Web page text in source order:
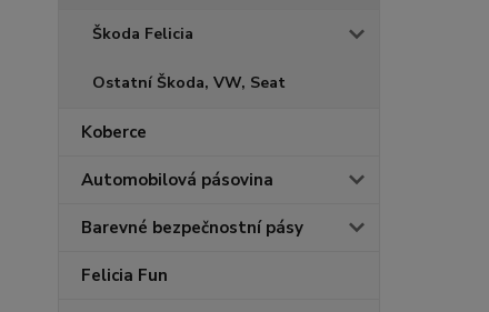
Škoda Felicia
Ostatní Škoda, VW, Seat
Koberce
Automobilová pásovina
Barevné bezpečnostní pásy
Felicia Fun